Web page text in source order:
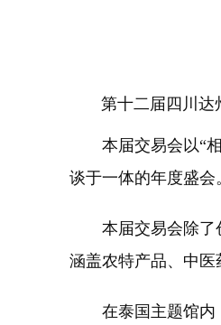
第十二届四川达州
本届交易会以“相
谈于一体的年度盛会
本届交易会除了创
涵盖农特产品、中医
在泰国主题馆内，